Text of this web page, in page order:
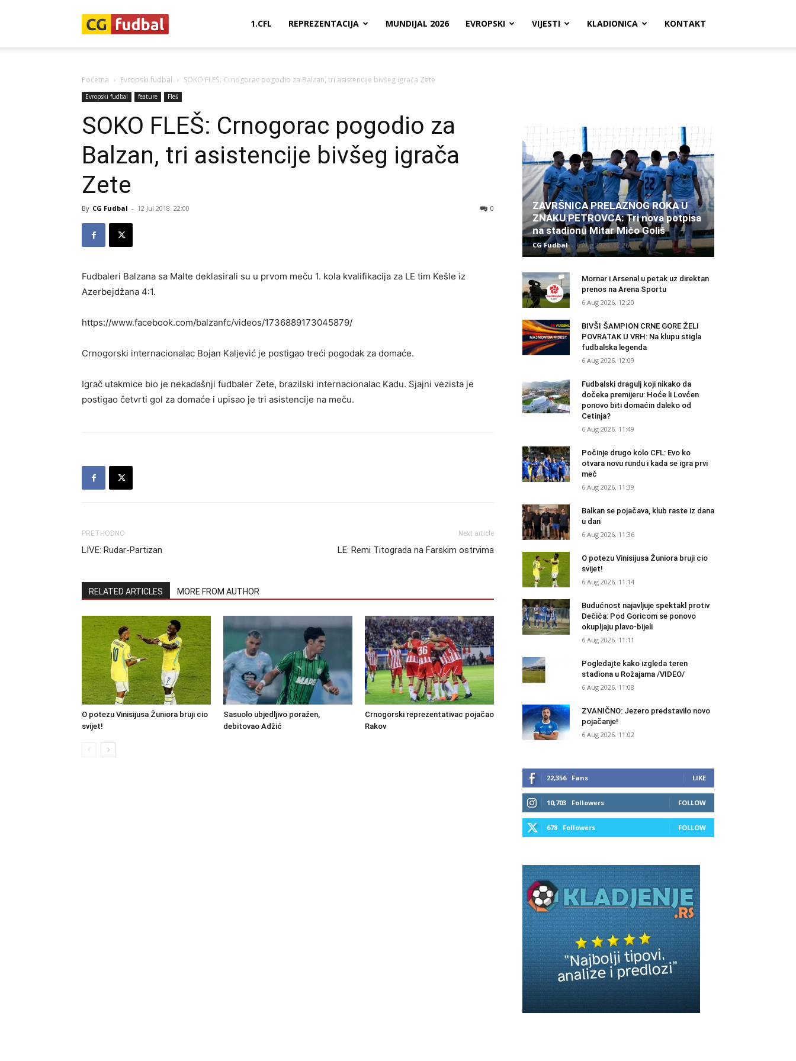
1.CFL REPREZENTACIJA MUNDIJAL 2026 EVROPSKI VIJESTI KLADIONICA KONTAKT
Početna Evropski fudbal SOKO FLEŠ: Crnogorac pogodio za Balzan, tri asistencije bivšeg igrača Zete
Evropski fudbal feature Fleš
SOKO FLEŠ: Crnogorac pogodio za
Balzan, tri asistencije bivšeg igrača
Zete
By CG Fudbal - 12 Jul 2018. 22:00 0
Fudbaleri Balzana sa Malte deklasirali su u prvom meču 1. kola kvalifikacija za LE tim Kešle iz
Azerbejdžana 4:1.
https://www.facebook.com/balzanfc/videos/1736889173045879/
Crnogorski internacionalac Bojan Kaljević je postigao treći pogodak za domaće.
Igrač utakmice bio je nekadašnji fudbaler Zete, brazilski internacionalac Kadu. Sjajni vezista je
postigao četvrti gol za domaće i upisao je tri asistencije na meču.
PRETHODNO
LIVE: Rudar-Partizan
Next article
LE: Remi Titograda na Farskim ostrvima
RELATED ARTICLES MORE FROM AUTHOR
O potezu Vinisijusa Žuniora bruji cio
svijet!
Sasuolo ubjedljivo poražen,
debitovao Adžić
Crnogorski reprezentativac pojačao
Rakov
ZAVRŠNICA PRELAZNOG ROKA U
ZNAKU PETROVCA: Tri nova potpisa
na stadionu Mitar Mićo Goliš
CG Fudbal - 6 Aug 2026. 12:26
Mornar i Arsenal u petak uz direktan
prenos na Arena Sportu
6 Aug 2026. 12:20
BIVŠI ŠAMPION CRNE GORE ŽELI
POVRATAK U VRH: Na klupu stigla
fudbalska legenda
6 Aug 2026. 12:09
Fudbalski dragulj koji nikako da
dočeka premijeru: Hoće li Lovćen
ponovo biti domaćin daleko od
Cetinja?
6 Aug 2026. 11:49
Počinje drugo kolo CFL: Evo ko
otvara novu rundu i kada se igra prvi
meč
6 Aug 2026. 11:39
Balkan se pojačava, klub raste iz dana
u dan
6 Aug 2026. 11:36
O potezu Vinisijusa Žuniora bruji cio
svijet!
6 Aug 2026. 11:14
Budućnost najavljuje spektakl protiv
Dečića: Pod Goricom se ponovo
okupljaju plavo-bijeli
6 Aug 2026. 11:11
Pogledajte kako izgleda teren
stadiona u Rožajama /VIDEO/
6 Aug 2026. 11:08
ZVANIČNO: Jezero predstavilo novo
pojačanje!
6 Aug 2026. 11:02
22,356 Fans LIKE
10,703 Followers FOLLOW
678 Followers FOLLOW